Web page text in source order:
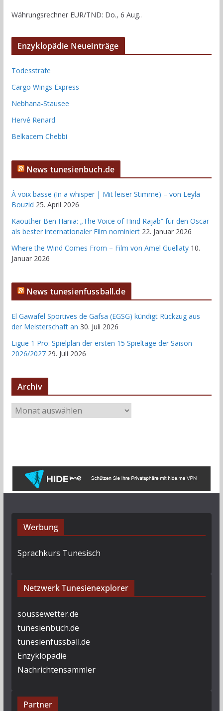
Währungsrechner EUR/TND: Do., 6 Aug..
Enzyklopädie Neueinträge
Todesstrafe
Cargo Wings Express
Nebhana-Stausee
Hervé Renard
Belkacem Chebbi
News tunesienbuch.de
À voix basse (In a whisper | Mit leiser Stimme) – von Leyla
Bouzid 25. April 2026
Kaouther Ben Hania: „The Voice of Hind Rajab“ für den Oscar
als bester internationaler Film nominiert 22. Januar 2026
Where the Wind Comes From – Film von Amel Guellaty 10.
Januar 2026
News tunesienfussball.de
El Gawafel Sportives de Gafsa (EGSG) kündigt Rückzug aus
der Meisterschaft an 30. Juli 2026
Ligue 1 Pro: Spielplan der ersten 15 Spieltage der Saison
2026/2027 29. Juli 2026
Archiv
r
Werbung
Sprachkurs Tunesisch
Netzwerk Tunesienexplorer
soussewetter.de
tunesienbuch.de
tunesienfussball.de
Enzyklopädie
Nachrichtensammler
Partner